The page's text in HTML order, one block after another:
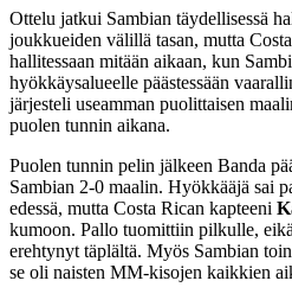
Ottelu jatkui Sambian täydellisessä
joukkueiden välillä tasan, mutta
hallitessaan mitään aikaan, kun
hyökkäysalueelle päästessään
järjesteli useamman puolittaisen
puolen tunnin aikana.
Puolen tunnin pelin jälkeen Banda
Sambian 2-0 maalin. Hyökkääjä sai
edessä, mutta Costa Rican kapteeni
kumoon. Pallo tuomittiin pilkulle,
erehtynyt täplältä. Myös Sambian
se oli naisten MM-kisojen kaikkien